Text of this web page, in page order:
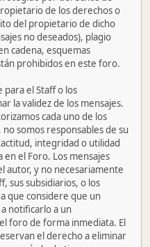
de los derechos o
del propietario de dicho
no deseados), plagio
cadena, esquemas
prohibidos en este foro.
para el Staff o los
la validez de los mensajes.
cada uno de los
somos responsables de su
integridad o utilidad
el Foro. Los mensajes
autor, y no necesariamente
sus subsidiarios, o los
que considere que un
notificarlo a un
foro de forma inmediata. El
el derecho a eliminar